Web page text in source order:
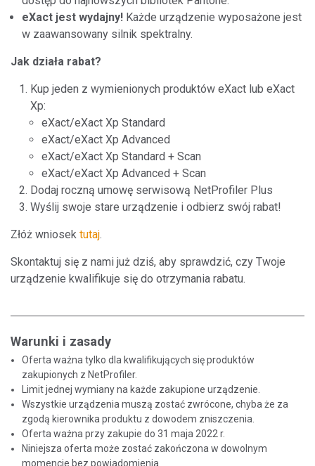
eXact jest wydajny! Każde urządzenie wyposażone jest
w zaawansowany silnik spektralny.
Jak działa rabat?
Kup jeden z wymienionych produktów eXact lub eXact
Xp:
eXact/eXact Xp Standard
eXact/eXact Xp Advanced
eXact/eXact Xp Standard + Scan
eXact/eXact Xp Advanced + Scan
Dodaj roczną umowę serwisową NetProfiler Plus
Wyślij swoje stare urządzenie i odbierz swój rabat!
Złóż wniosek tutaj.
Skontaktuj się z nami już dziś, aby sprawdzić, czy Twoje
urządzenie kwalifikuje się do otrzymania rabatu.
Warunki i zasady
Oferta ważna tylko dla kwalifikujących się produktów
zakupionych z NetProfiler.
Limit jednej wymiany na każde zakupione urządzenie.
Wszystkie urządzenia muszą zostać zwrócone, chyba że za
zgodą kierownika produktu z dowodem zniszczenia.
Oferta ważna przy zakupie do 31 maja 2022 r.
Niniejsza oferta może zostać zakończona w dowolnym
momencie bez powiadomienia.